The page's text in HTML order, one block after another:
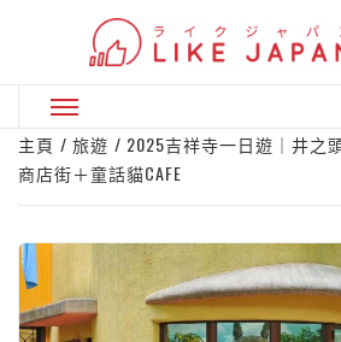
Primary
Menu
主頁 旅遊
2025吉祥寺一日遊｜井之
商店街＋童話貓CAFE